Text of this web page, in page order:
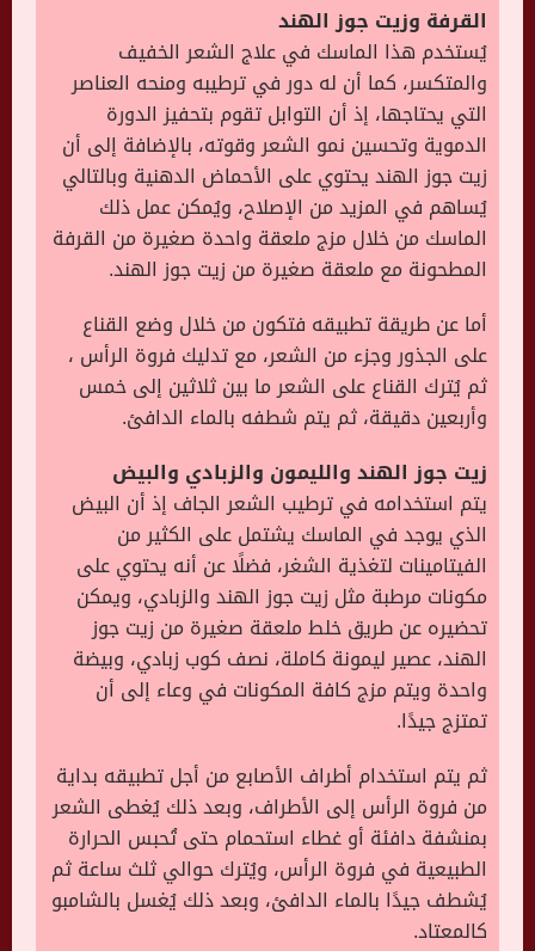
القرفة وزيت جوز الهند
يُستخدم هذا الماسك في علاج الشعر الخفيف
والمتكسر، كما أن له دور في ترطيبه ومنحه العناصر
التي يحتاجها، إذ أن التوابل تقوم بتحفيز الدورة
الدموية وتحسين نمو الشعر وقوته، بالإضافة إلى أن
زيت جوز الهند يحتوي على الأحماض الدهنية وبالتالي
يُساهم في المزيد من الإصلاح، ويُمكن عمل ذلك
الماسك من خلال مزج ملعقة واحدة صغيرة من القرفة
المطحونة مع ملعقة صغيرة من زيت جوز الهند.
أما عن طريقة تطبيقه فتكون من خلال وضع القناع
على الجذور وجزء من الشعر، مع تدليك فروة الرأس ،
ثم يُترك القناع على الشعر ما بين ثلاثين إلى خمس
وأربعين دقيقة، ثم يتم شطفه بالماء الدافئ.
زيت جوز الهند والليمون والزبادي والبيض
يتم استخدامه في ترطيب الشعر الجاف إذ أن البيض
الذي يوجد في الماسك يشتمل على الكثير من
الفيتامينات لتغذية الشغر، فضلًا عن أنه يحتوي على
مكونات مرطبة مثل زيت جوز الهند والزبادي، ويمكن
تحضيره عن طريق خلط ملعقة صغيرة من زيت جوز
الهند، عصير ليمونة كاملة، نصف كوب زبادي، وبيضة
واحدة ويتم مزج كافة المكونات في وعاء إلى أن
تمتزج جيدًا.
ثم يتم استخدام أطراف الأصابع من أجل تطبيقه بداية
من فروة الرأس إلى الأطراف، وبعد ذلك يُغطى الشعر
بمنشفة دافئة أو غطاء استحمام حتى تُحبس الحرارة
الطبيعية في فروة الرأس، ويُترك حوالي ثلث ساعة ثم
يُشطف جيدًا بالماء الدافئ، وبعد ذلك يُغسل بالشامبو
كالمعتاد.